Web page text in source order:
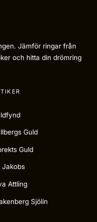
Jämför ringar från
och hitta din drömring
Guld
Guld
Jakobs
Attling
Sjölin